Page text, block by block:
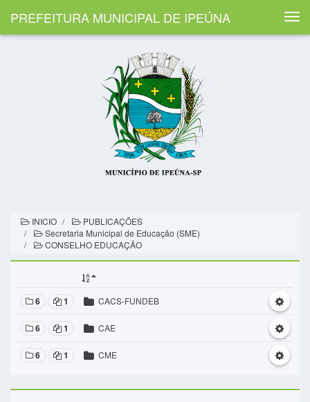
PREFEITURA MUNICIPAL DE IPEÚNA
INICIO
PUBLICAÇÕES
Secretaria Municipal de Educação (SME)
CONSELHO EDUCAÇÃO
6 1 CACS-FUNDEB
6 1 CAE
6 1 CME